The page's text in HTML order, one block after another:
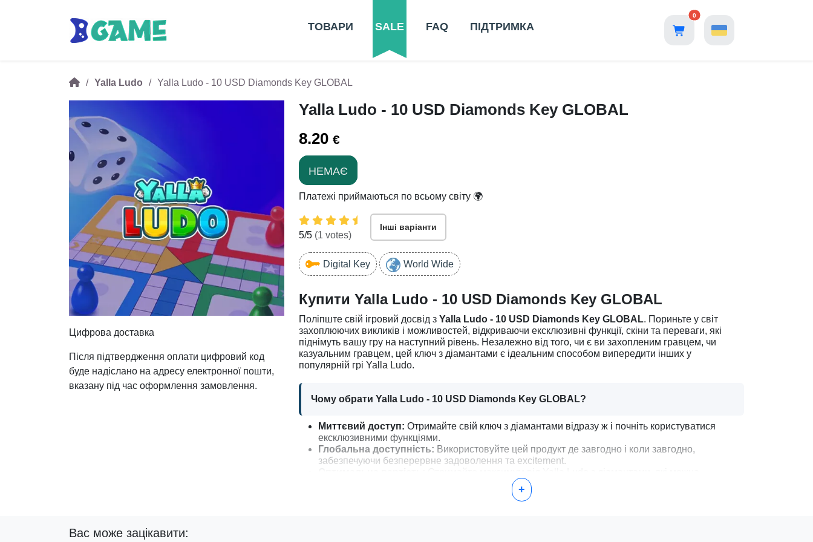
ТОВАРИ SALE FAQ ПІДТРИМКА
0
Yalla Ludo Yalla Ludo - 10 USD Diamonds Key GLOBAL
Цифрова доставка
Після підтвердження оплати цифровий код
буде надіслано на адресу електронної пошти,
вказану під час оформлення замовлення.
Yalla Ludo - 10 USD Diamonds Key GLOBAL
8.20 €
НЕМАЄ
Платежі приймаються по всьому світу 🌍
5/5 (1 votes)
Інші варіанти
Digital Key World Wide
Купити Yalla Ludo - 10 USD Diamonds Key GLOBAL
Поліпште свій ігровий досвід з Yalla Ludo - 10 USD Diamonds Key GLOBAL. Пориньте у світ
захоплюючих викликів і можливостей, відкриваючи ексклюзивні функції, скіни та переваги, які
піднімуть вашу гру на наступний рівень. Незалежно від того, чи є ви захопленим гравцем, чи
казуальним гравцем, цей ключ з діамантами є ідеальним способом випередити інших у
популярній грі Yalla Ludo.
Чому обрати Yalla Ludo - 10 USD Diamonds Key GLOBAL?
Миттєвий доступ: Отримайте свій ключ з діамантами відразу ж і почніть користуватися
ексклюзивними функціями.
Глобальна доступність: Використовуйте цей продукт де завгодно і коли завгодно,
забезпечуючи безперервне задоволення та excitement.
використовувати для відкриття преміум-товарів і поліпшень.
Насолоджуйтесь безпечними транзакціями з гарантованою доставкою
+
Вас може зацікавити: